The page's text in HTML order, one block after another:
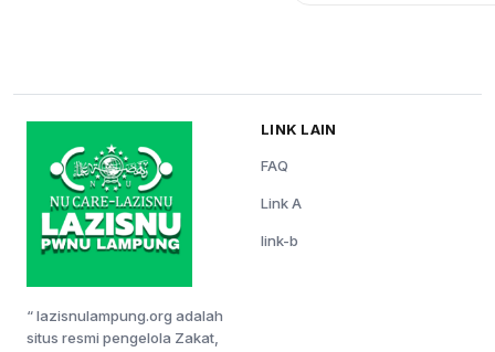
“ lazisnulampung.org adalah
situs resmi pengelola Zakat,
LINK LAIN
FAQ
Link A
link-b